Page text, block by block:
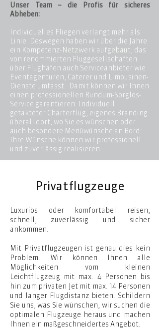
Unser Team – die Profis für sicheres
Abheben:
Individuelles Fliegen verlangt mehr als
Linie. Deswegen haben wir über die Jahre
ein Kompetenz-Netzwerk aufgebaut, das
von renommierten Fluggesellschaften
über Flughäfen auch Serviceanbieter wie
Eventagenturen, Caterer und Limousinen-
Dienste umfasst. Damit können wir Ihnen
einen professionellen Rundum-Sorglos-
Service garantieren. Individuell
getakteter Charterflug, eigenes Branding
überall dort, wo Sie es wünschen oder
auch besondere Menüwünsche an Bord:
Ihre Wünsche können wir professionell
und zuverlässig realisieren.
Privatflugzeuge
Luxuriös oder komfortabel reisen,
schnell, zuverlässig und sicher
ankommen.
Mit Privatflugzeugen ist genau dies kein
Problem. Wir können Ihnen alle
Möglichkeiten vom kleinen
Leichtflugzeug mit max. 4 Personen bis
hin zum privaten Jet mit max. 14 Personen
und langer Flugdistanz bieten. Schildern
Sie uns, was Sie wünschen, wir suchen die
optimalen Flugzeuge heraus und machen
Ihnen ein maßgeschneidertes Angebot.